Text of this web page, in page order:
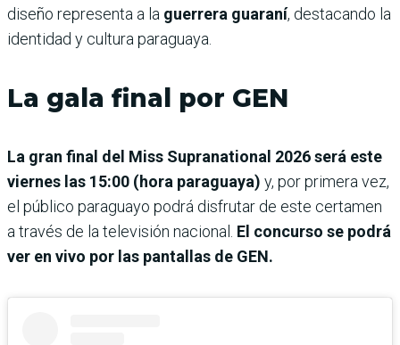
diseño representa a la guerrera guaraní, destacando la
identidad y cultura paraguaya.
La gala final por GEN
La gran final del Miss Supranational 2026 será este
viernes las 15:00 (hora paraguaya) y, por primera vez,
el público paraguayo podrá disfrutar de este certamen
a través de la televisión nacional. El concurso se podrá
ver en vivo por las pantallas de GEN.